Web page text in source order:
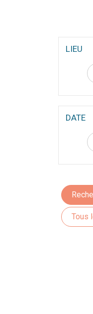
LIEU
DATE
Tous